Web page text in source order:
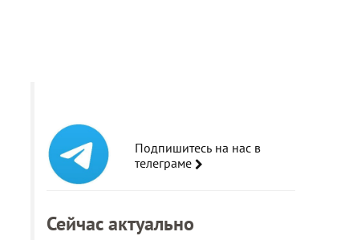
Подпишитесь на нас в
телеграме
Сейчас актуально